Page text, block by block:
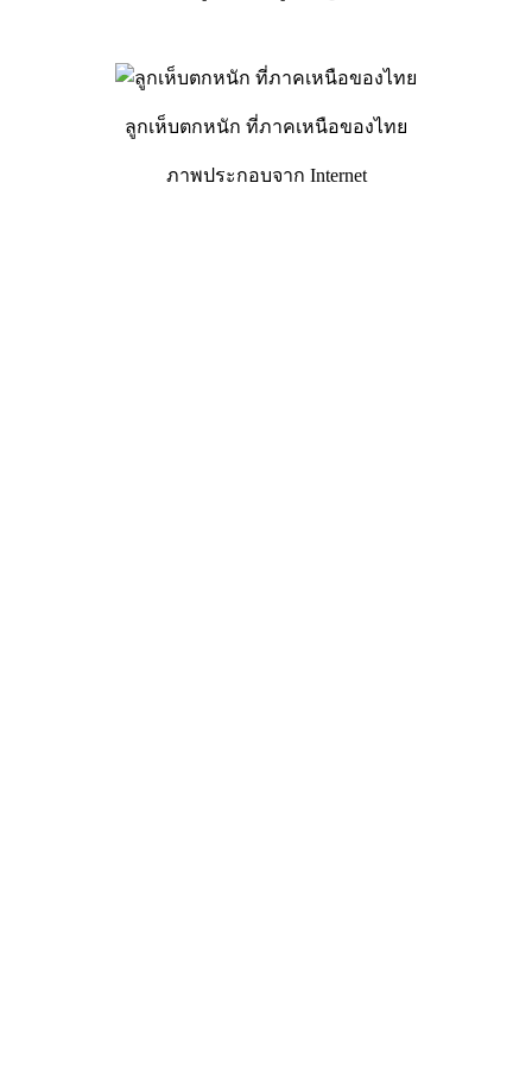
ลูกเห็บตกหนัก ที่ภาคเหนือของไทย
ภาพประกอบจาก Internet